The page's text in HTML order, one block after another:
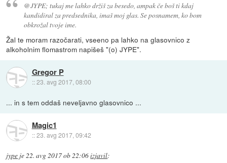
@JYPE; tukaj me lahko držiš za besedo, ampak če boš ti kdaj
kandidiral za predsednika, imaš moj glas. Se posnamem, ko bom
obkrožal tvoje ime.
Žal te moram razočarati, vseeno pa lahko na glasovnico z
alkoholnim flomastrom napišeš "(o) JYPE".
Gregor P
::23. avg 2017, 08:00
... in s tem oddaš neveljavno glasovnico ...
Magic1
::23. avg 2017, 09:42
jype je22. avg 2017 ob 22:06izjavil: